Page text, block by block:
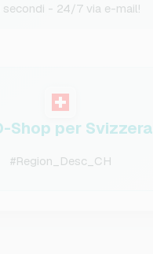
secondi - 24/7 via e-mail!
Shop per Svizzera
#Region_Desc_CH